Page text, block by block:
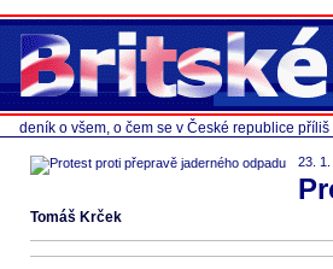
deník o všem, o čem se v České republice
23.
Tomáš Krček